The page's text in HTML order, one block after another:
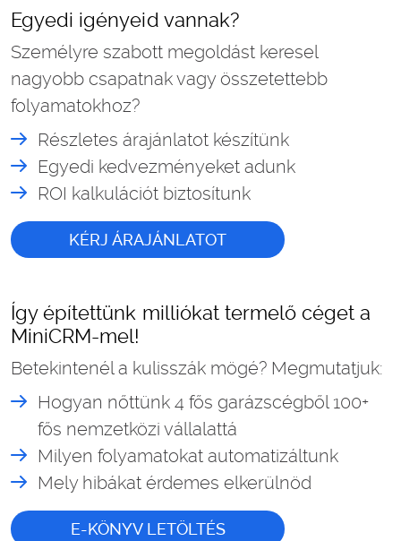
Egyedi igényeid vannak?
Személyre szabott megoldást keresel
nagyobb csapatnak vagy összetettebb
folyamatokhoz?
Részletes árajánlatot készítünk
Egyedi kedvezményeket adunk
ROI kalkulációt biztosítunk
KÉRJ ÁRAJÁNLATOT
Így építettünk milliókat termelő céget a
MiniCRM-mel!
Betekintenél a kulisszák mögé? Megmutatjuk:
Hogyan nőttünk 4 fős garázscégből 100+
fős nemzetközi vállalattá
Milyen folyamatokat automatizáltunk
Mely hibákat érdemes elkerülnöd
E-KÖNYV LETÖLTÉS